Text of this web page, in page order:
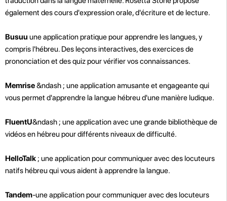
également des cours d'expression orale, d'écriture et de lecture.
Busuu une application pratique pour apprendre les langues, y
compris l'hébreu. Des leçons interactives, des exercices de
prononciation et des quiz pour vérifier vos connaissances.
Memrise&ndash ; une application amusante et engageante qui
vous permet d'apprendre la langue hébreu d'une manière ludique.
FluentU&ndash ; une application avec une grande bibliothèque de
vidéos en hébreu pour différents niveaux de difficulté.
HelloTalk ; une application pour communiquer avec des locuteurs
natifs hébreu qui vous aident à apprendre la langue.
Tandem-une application pour communiquer avec des locuteurs